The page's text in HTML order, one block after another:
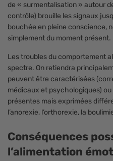
de « surmentalisation » autour
contrôle) brouille les signaux
bouchée en pleine conscience,
simplement du moment présent.
Les troubles du comportement
spectre. On retiendra
peuvent être caractérisées
médicaux et psychologiques)
présentes mais exprimées
l’anorexie, l’orthorexie, la
Conséquences
l’alimentation